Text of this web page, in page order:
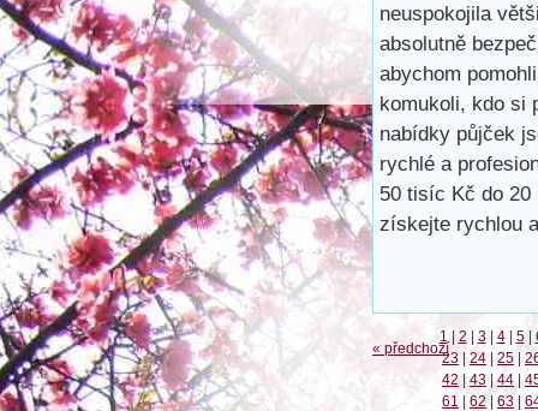
neuspokojila
absolutně
abychom
komukoli, kdo si
nabídky půjček
rychlé a
50 tisíc Kč do 20
získejte rychlou
« předchozí
1 | 2 | 3 | 4 | 5 |
23 | 24 | 25 |
42 | 43 | 44 |
61 | 62 | 63 |